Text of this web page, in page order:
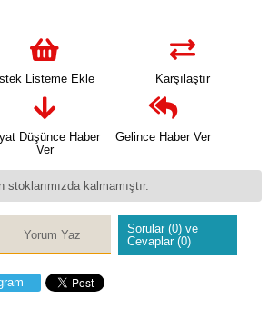
İstek Listeme Ekle Karşılaştır
Düşünce Haber
Ver
Gelince Haber Ver
stoklarımızda kalmamıştır.
Yorum Yaz
Sorular (0) ve
Cevaplar (0)